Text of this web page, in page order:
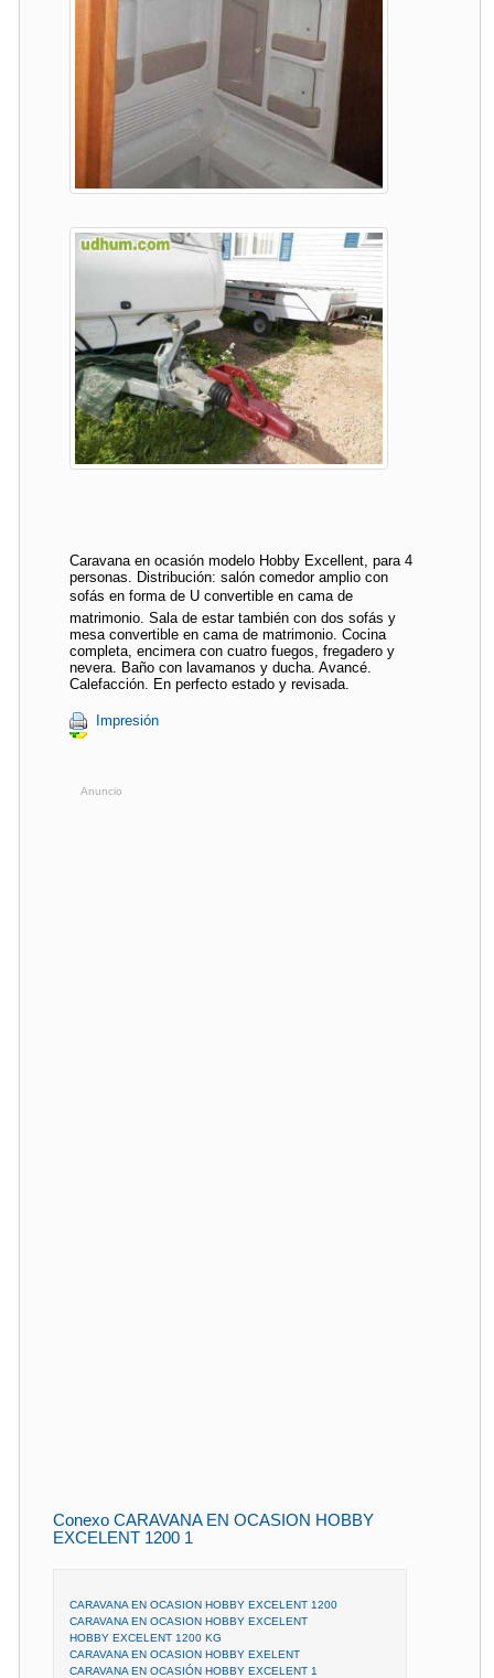
Caravana en ocasión modelo Hobby Excellent, para 4
personas. Distribución: salón comedor amplio con
sofás en forma de U convertible en cama de
matrimonio. Sala de estar también con dos sofás y
mesa convertible en cama de matrimonio. Cocina
completa, encimera con cuatro fuegos, fregadero y
nevera. Baño con lavamanos y ducha. Avancé.
Calefacción. En perfecto estado y revisada.
Impresión
Anuncio
Conexo CARAVANA EN OCASION HOBBY
EXCELENT 1200 1
CARAVANA EN OCASION HOBBY EXCELENT 1200
CARAVANA EN OCASION HOBBY EXCELENT
HOBBY EXCELENT 1200 KG
CARAVANA EN OCASION HOBBY EXELENT
CARAVANA EN OCASIÓN HOBBY EXCELENT 1